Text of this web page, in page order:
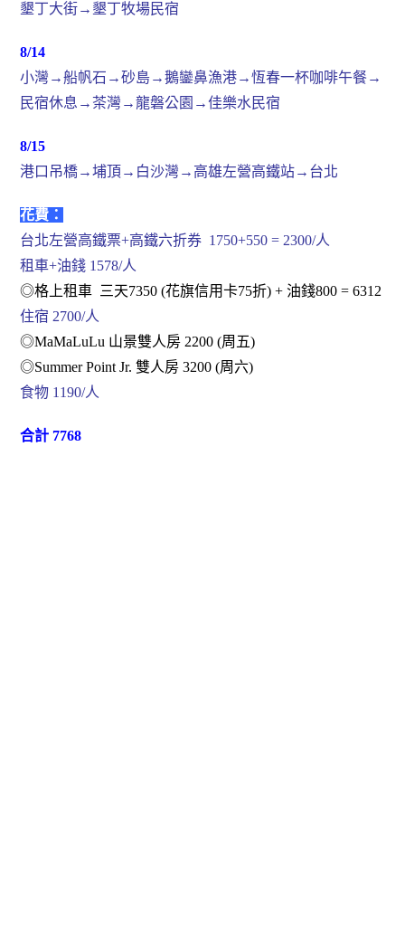
墾丁大街→墾丁牧場民宿
8/14
小灣→船帆石→砂島→鵝鑾鼻漁港→恆春一杯咖啡午餐→
民宿休息→茶灣→龍磐公園→佳樂水民宿
8/15
港口吊橋→埔頂→白沙灣→高雄左營高鐵站→台北
花費：
台北左營高鐵票+高鐵六折券 1750+550 = 2300/人
租車+油錢 1578/人
◎格上租車 三天7350 (花旗信用卡75折) + 油錢800 = 6312
住宿 2700/人
◎MaMaLuLu 山景雙人房 2200 (周五)
◎Summer Point Jr. 雙人房 3200 (周六)
食物 1190/人
合計 7768